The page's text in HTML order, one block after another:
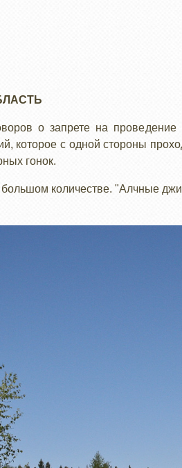
о запрете на
которое с одной стороны
гонок.
количестве. "Алчные